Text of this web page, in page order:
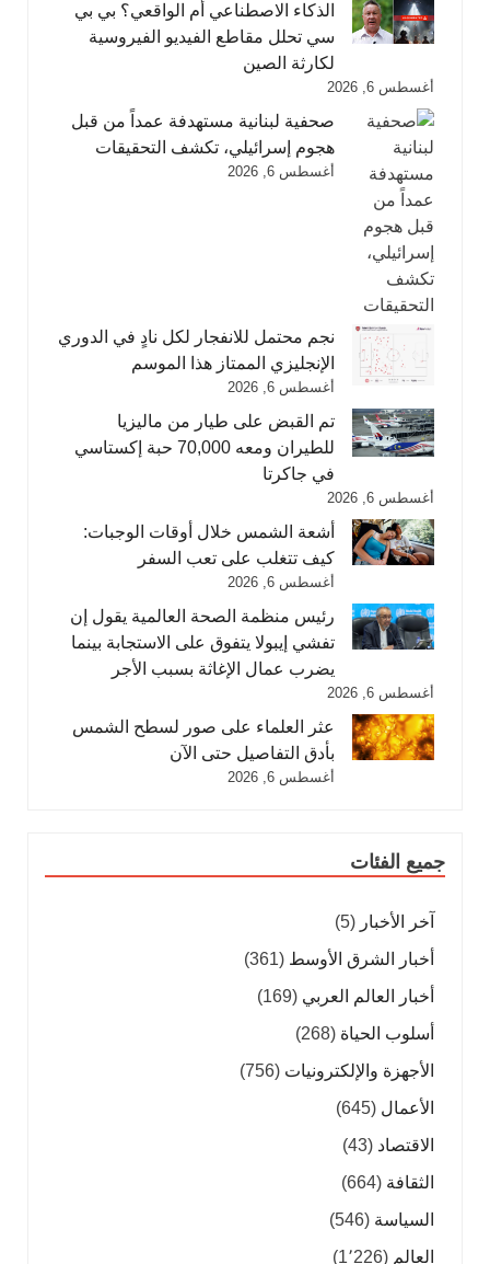
الذكاء الاصطناعي أم الواقعي؟ بي بي
سي تحلل مقاطع الفيديو الفيروسية
لكارثة الصين
أغسطس 6, 2026
صحفية لبنانية مستهدفة عمداً من قبل
هجوم إسرائيلي، تكشف التحقيقات
أغسطس 6, 2026
نجم محتمل للانفجار لكل نادٍ في الدوري
الإنجليزي الممتاز هذا الموسم
أغسطس 6, 2026
تم القبض على طيار من ماليزيا
للطيران ومعه 70,000 حبة إكستاسي
في جاكرتا
أغسطس 6, 2026
أشعة الشمس خلال أوقات الوجبات:
كيف تتغلب على تعب السفر
أغسطس 6, 2026
رئيس منظمة الصحة العالمية يقول إن
تفشي إيبولا يتفوق على الاستجابة بينما
يضرب عمال الإغاثة بسبب الأجر
أغسطس 6, 2026
عثر العلماء على صور لسطح الشمس
بأدق التفاصيل حتى الآن
أغسطس 6, 2026
جميع الفئات
آخر الأخبار (5)
أخبار الشرق الأوسط (361)
أخبار العالم العربي (169)
أسلوب الحياة (268)
الأجهزة والإلكترونيات (756)
الأعمال (645)
الاقتصاد (43)
الثقافة (664)
السياسة (546)
العالم (1٬226)